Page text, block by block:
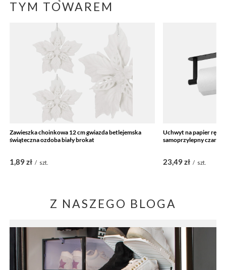
TYM TOWAREM
Zawieszka choinkowa 12 cm gwiazda betlejemska
świąteczna ozdoba biały brokat
1,89 zł / szt.
Uchwyt na papier
samoprzylepny czarny
23,49 zł / szt.
Z NASZEGO BLOGA